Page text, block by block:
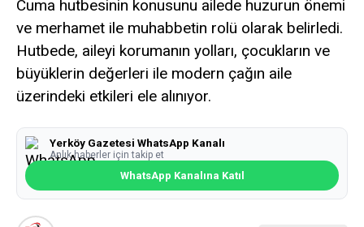
Cuma hutbesinin konusunu ailede huzurun önemi
ve merhamet ile muhabbetin rolü olarak belirledi.
Hutbede, aileyi korumanın yolları, çocukların ve
büyüklerin değerleri ile modern çağın aile
üzerindeki etkileri ele alınıyor.
Yerköy Gazetesi WhatsApp Kanalı
Anlık haberler için takip et
WhatsApp Kanalına Katıl